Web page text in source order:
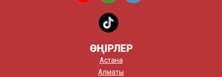
ӨҢІРЛЕР
Астана
Алматы